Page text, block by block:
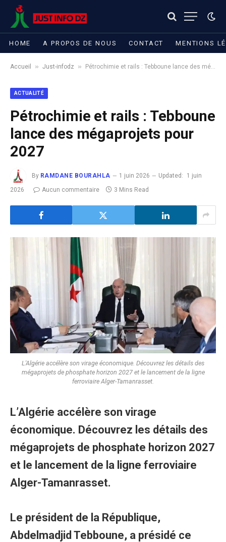
HOME A PROPOS DE NOUS CONTACT MENTIONS
Accueil » Just-infodz » Pétrochimie et rails : Tebboune lance des mégaprojets pour 2027
ACTUALITÉ
Pétrochimie et rails : Tebboune
lance des mégaprojets pour
2027
By RAMDANE BOURAHLA 1 juin 2026 Updated:
1 juin
2026
Aucun commentaire 3 Mins Read
L'Algérie accélère son virage économique. Découvrez les détails des
mégaprojets de phosphate horizon 2027 et le lancement de la ligne
ferroviaire Alger-Tamanrasset.
L’Algérie accélère son virage
économique. Découvrez les détails des
mégaprojets de phosphate horizon 2027
et le lancement de la ligne ferroviaire
Alger-Tamanrasset.
​Le président de la République,
Abdelmadjid Tebboune, a présidé ce